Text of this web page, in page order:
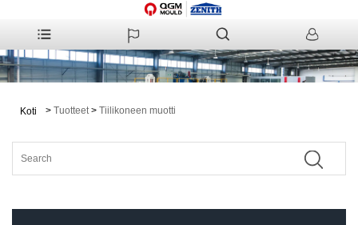
Koti > Tuotteet> Tiilikoneen muotti